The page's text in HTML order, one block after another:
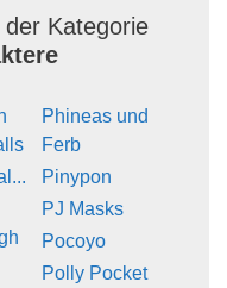
Kategorie
Phineas und
Ferb
Pinypon
PJ Masks
Pocoyo
Polly Pocket